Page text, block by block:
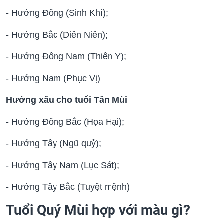
- Hướng Đông (Sinh Khí);
- Hướng Bắc (Diên Niên);
- Hướng Đông Nam (Thiên Y);
- Hướng Nam (Phục Vị)
Hướng xấu cho tuổi Tân Mùi
- Hướng Đông Bắc (Họa Hại);
- Hướng Tây (Ngũ quỷ);
- Hướng Tây Nam (Lục Sát);
- Hướng Tây Bắc (Tuyệt mệnh)
Tuổi Quý Mùi hợp với màu gì?